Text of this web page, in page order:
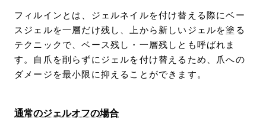
フィルインとは、ジェルネイルを付け替える際にベー
スジェルを一層だけ残し、上から新しいジェルを塗る
テクニックで、ベース残し・一層残しとも呼ばれま
す。自爪を削らずにジェルを付け替えるため、爪への
ダメージを最小限に抑えることができます。
通常のジェルオフの場合